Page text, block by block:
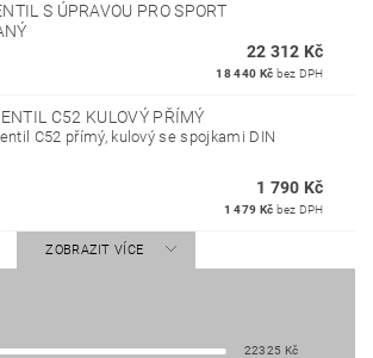
S ÚPRAVOU PRO SPORT
22 312 Kč
18 440 Kč bez DPH
C52 KULOVÝ PŘÍMÝ
C52 přímý, kulový se spojkami DIN
1 790 Kč
1 479 Kč bez DPH
ZOBRAZIT VÍCE
22325 Kč